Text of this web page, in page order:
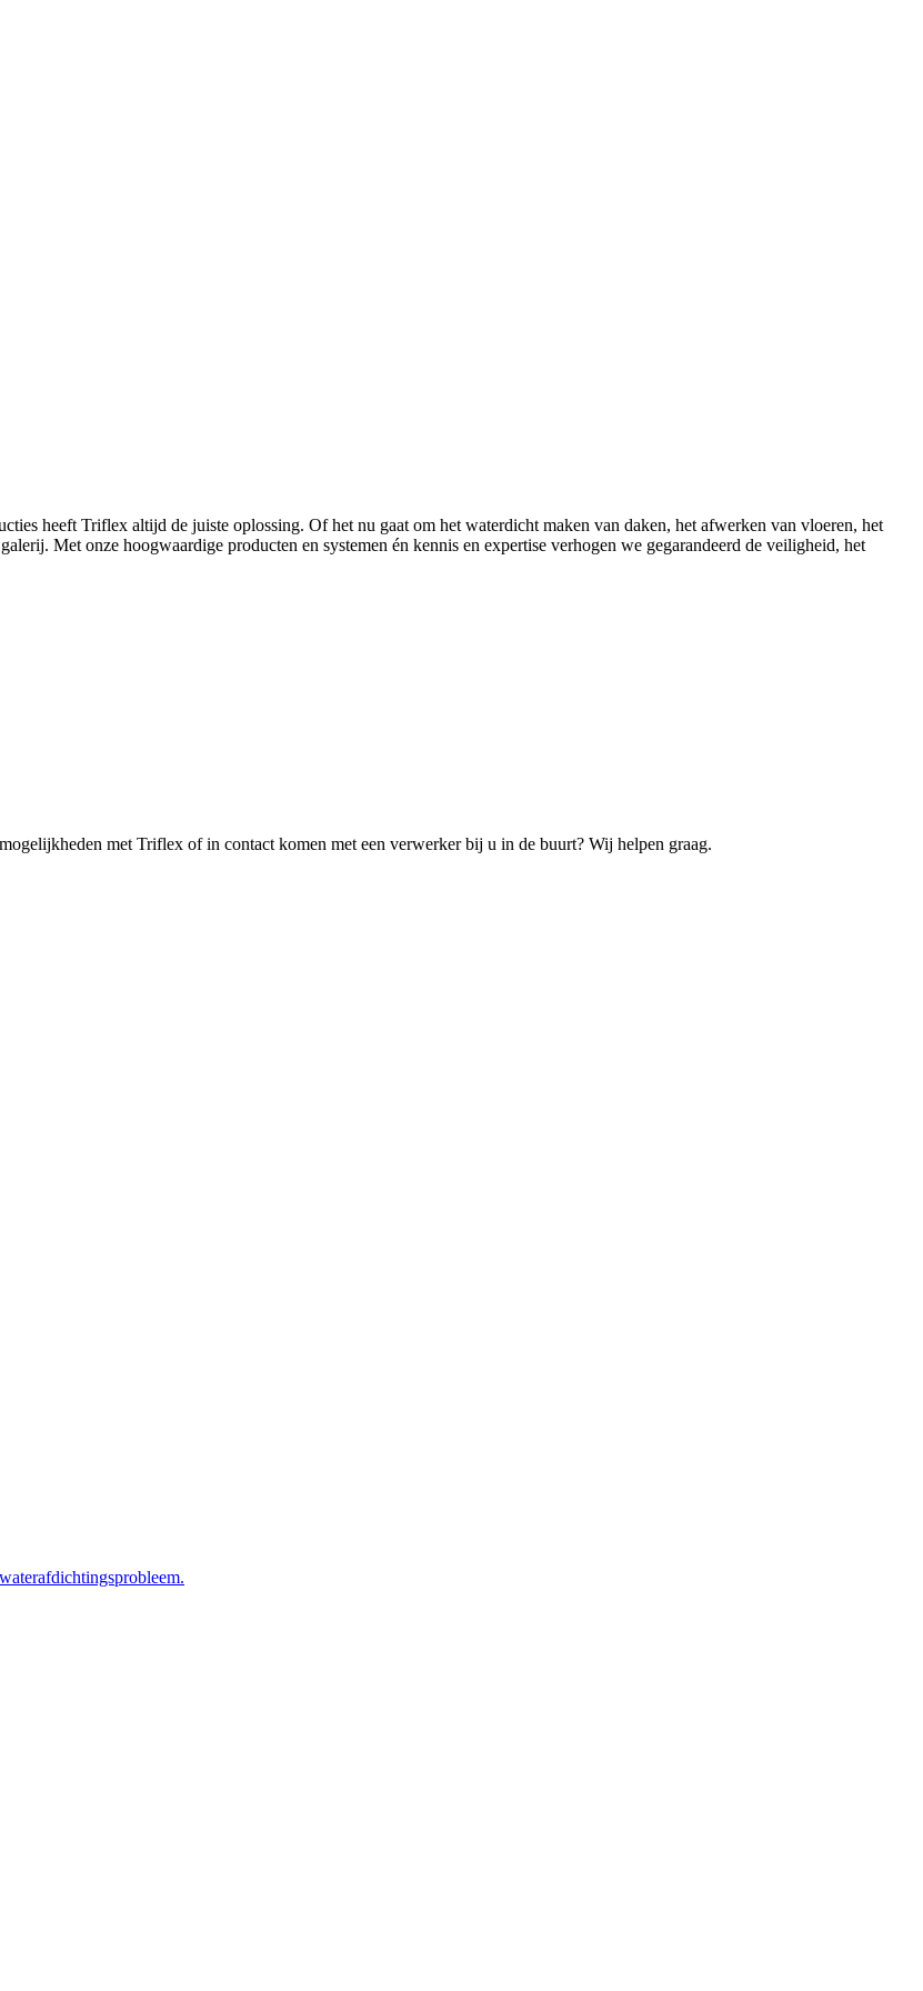
heeft Triflex altijd de juiste oplossing. Of het nu gaat om het waterdicht maken van daken, het afwerken van vloeren, het
Met onze hoogwaardige producten en systemen én kennis en expertise verhogen we gegarandeerd de veiligheid, het
met Triflex of in contact komen met een verwerker bij u in de buurt? Wij helpen graag.